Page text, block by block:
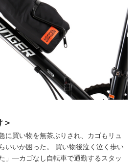
買い物を無茶ぶりされ、カゴもリュ
いいか困った。 買い物後泣く泣く歩い
」―カゴなし自転車で通勤するスタッ